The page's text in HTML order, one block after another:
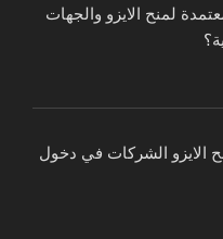
لمنح الايزو والجهات
الايزو الشركات في دخول